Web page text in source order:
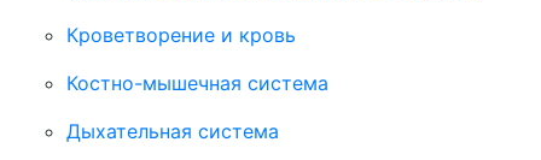
Кроветворение и кровь
Костно-мышечная система
Дыхательная система